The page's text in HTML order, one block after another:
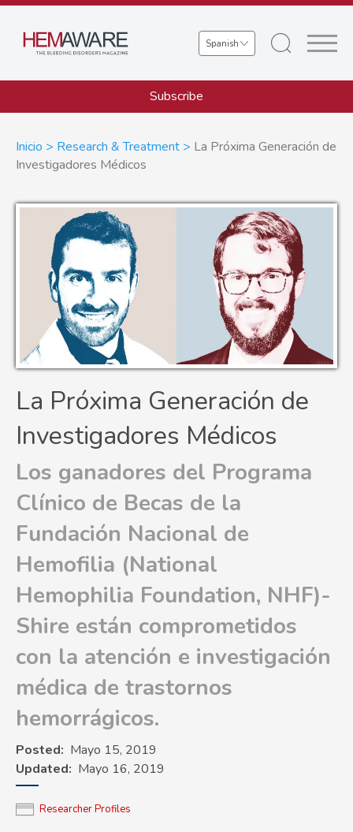
Skip
main
Select
your
language
Subscribe
Sobrescribir
enlaces
de
ayuda
navegación
Inicio Research & Treatment
La Próxima Generación de
Investigadores Médicos
La Próxima Generación de
Investigadores Médicos
Los ganadores del Programa
Clínico de Becas de la
Fundación Nacional de
Hemofilia (National
Hemophilia Foundation, NHF)-
Shire están comprometidos
con la atención e investigación
médica de trastornos
hemorrágicos.
Posted
Mayo 15, 2019
Updated
Mayo 16, 2019
Researcher Profiles